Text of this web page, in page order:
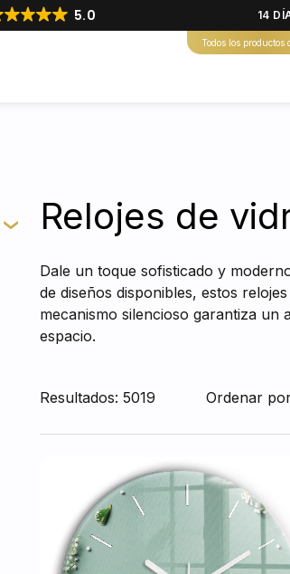
5.0 14
Todos los productos
Relojes de
Dale un toque sofisticado y
de diseños disponibles, estos
mecanismo silencioso garantiza un
espacio.
Resultados: 5019 Ordenar